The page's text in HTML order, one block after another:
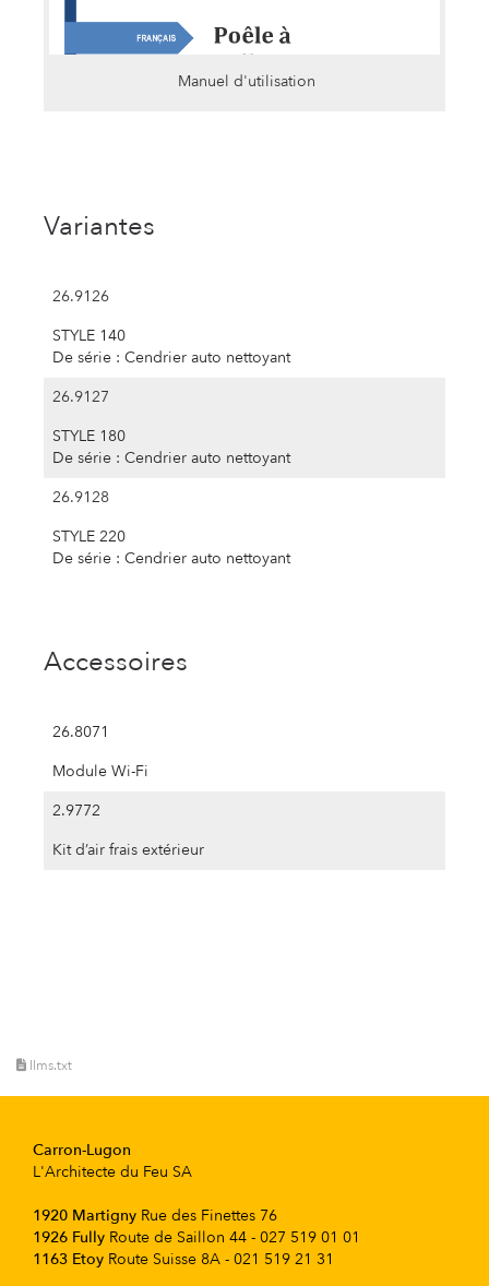
Manuel d'utilisation
Variantes
26.9126
STYLE 140
De série : Cendrier auto nettoyant
26.9127
STYLE 180
De série : Cendrier auto nettoyant
26.9128
STYLE 220
De série : Cendrier auto nettoyant
Accessoires
26.8071
Module Wi-Fi
2.9772
Kit d’air frais extérieur
llms.txt
Carron-Lugon
L'Architecte du Feu SA
1920 Martigny Rue des Finettes 76
1926 Fully Route de Saillon 44 - 027 519 01 01
1163 Etoy Route Suisse 8A - 021 519 21 31